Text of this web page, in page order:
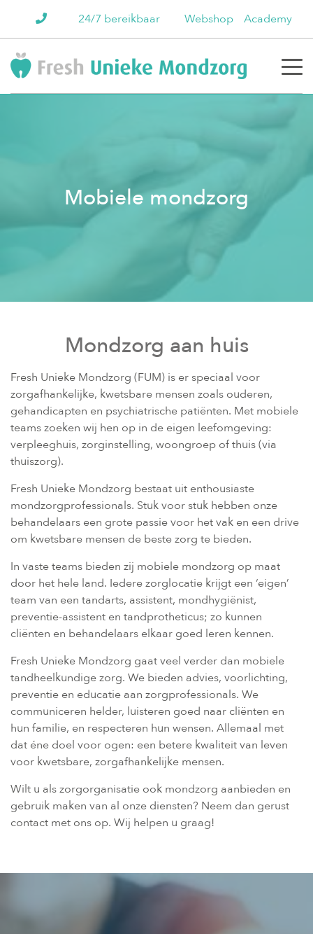
24/7 bereikbaar Webshop Academy
Mobiele mondzorg
Mondzorg aan huis
Fresh Unieke Mondzorg (FUM) is er speciaal voor
zorgafhankelijke, kwetsbare mensen zoals ouderen,
gehandicapten en psychiatrische patiënten. Met mobiele
teams zoeken wij hen op in de eigen leefomgeving:
verpleeghuis, zorginstelling, woongroep of thuis (via
thuiszorg).
Fresh Unieke Mondzorg bestaat uit enthousiaste
mondzorgprofessionals. Stuk voor stuk hebben onze
behandelaars een grote passie voor het vak en een drive
om kwetsbare mensen de beste zorg te bieden.
In vaste teams bieden zij mobiele mondzorg op maat
door het hele land. Iedere zorglocatie krijgt een ‘eigen’
team van een tandarts, assistent, mondhygiënist,
preventie-assistent en tandprotheticus; zo kunnen
cliënten en behandelaars elkaar goed leren kennen.
Fresh Unieke Mondzorg gaat veel verder dan mobiele
tandheelkundige zorg. We bieden advies, voorlichting,
preventie en educatie aan zorgprofessionals. We
communiceren helder, luisteren goed naar cliënten en
hun familie, en respecteren hun wensen. Allemaal met
dat éne doel voor ogen: een betere kwaliteit van leven
voor kwetsbare, zorgafhankelijke mensen.
Wilt u als zorgorganisatie ook mondzorg aanbieden en
gebruik maken van al onze diensten? Neem dan gerust
contact met ons op. Wij helpen u graag!